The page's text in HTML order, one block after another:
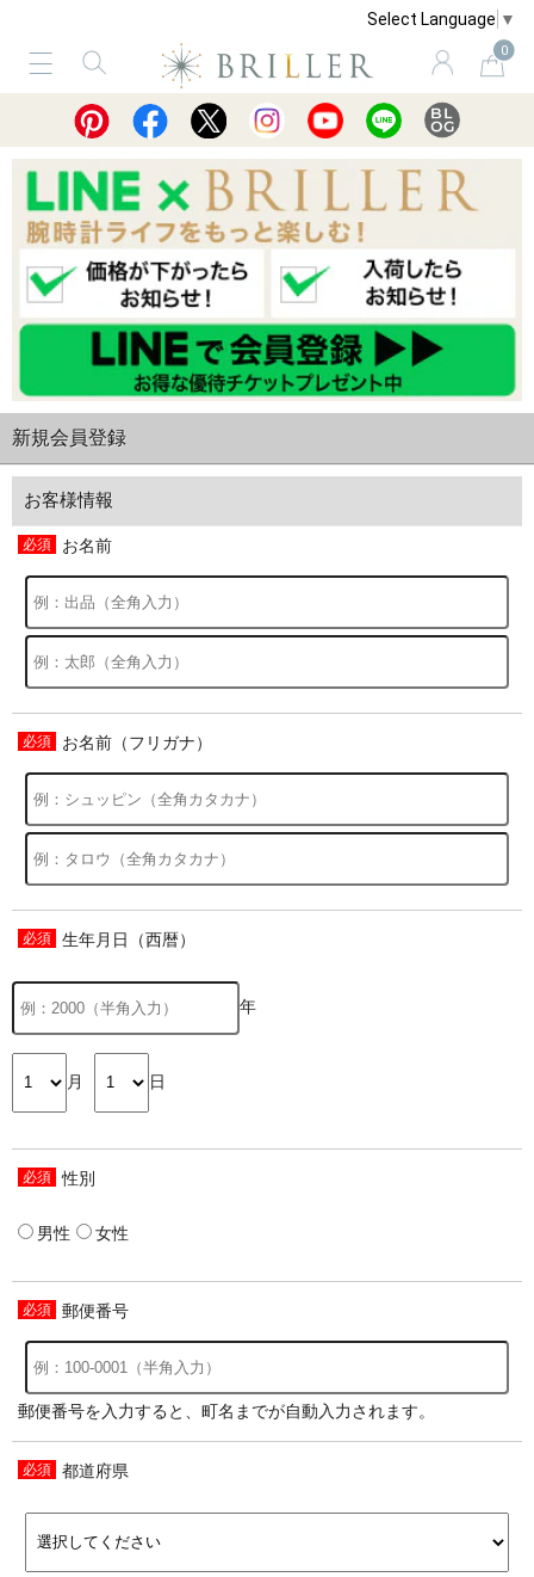
Select Language ▼
0
サービス ショッピングガイド 買取
新規会員登録
お客様情報
お名前
お名前（フリガナ）
生年月日（西暦）
年
月 日
性別
男性 女性
郵便番号
郵便番号を入力すると、町名までが自動入力されます。
都道府県